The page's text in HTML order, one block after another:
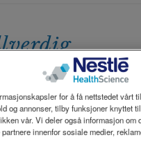
utvalgte
foreldre som ønsker
for å få nettstedet vårt
og annonser, tilby funksjoner knyttet
vår. Vi deler også informasjon om
innenfor sosiale medier,